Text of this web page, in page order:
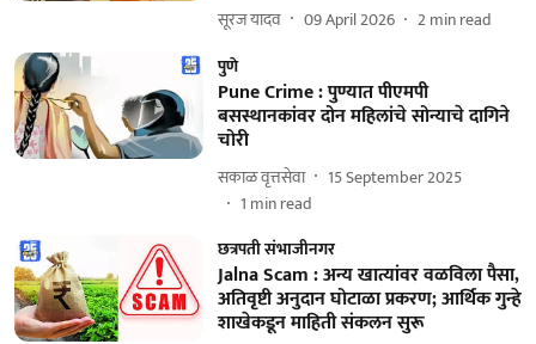
सूरज यादव 09 April 2026 2min read
पुणे
Pune Crime : पुण्यात पीएमपी
बसस्थानकांवर दोन महिलांचे सोन्याचे दागिने
चोरी
सकाळ वृत्तसेवा
15 September 2025
1 min read
छत्रपती संभाजीनगर
Jalna Scam : अन्य खात्यांवर वळविला पैसा,
अतिवृष्टी अनुदान घोटाळा प्रकरण; आर्थिक गुन्हे
शाखेकडून माहिती संकलन सुरू